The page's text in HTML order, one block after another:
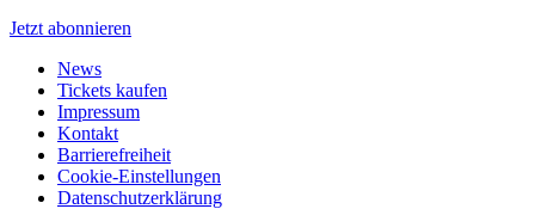
Jetzt abonnieren
News
Tickets kaufen
Impressum
Kontakt
Barrierefreiheit
Cookie-Einstellungen
Datenschutzerklärung